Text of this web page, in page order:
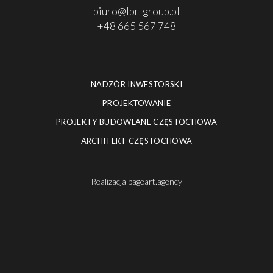
biuro@lpr-group.pl
+48 665 567 748
NADZÓR INWESTORSKI
PROJEKTOWANIE
PROJEKTY BUDOWLANE CZĘSTOCHOWA
ARCHITEKT CZĘSTOCHOWA
Realizacja pageart.agency